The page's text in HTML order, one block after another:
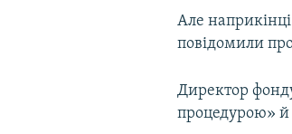
Але
повідомили
Директор
процедурою» й